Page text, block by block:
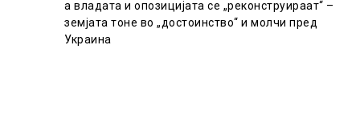
а владата и опозицијата се „реконструираат“ –
земјата тоне во „достоинство“ и молчи пред
Украина